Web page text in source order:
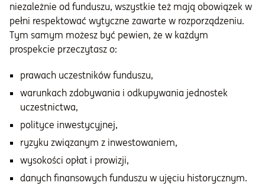
niezależnie od funduszu, wszystkie też mają obowiązek w
pełni respektować wytyczne zawarte w rozporządzeniu.
Tym samym możesz być pewien, że w każdym
prospekcie przeczytasz o:
prawach uczestników funduszu,
warunkach zdobywania i odkupywania jednostek
uczestnictwa,
polityce inwestycyjnej,
ryzyku związanym z inwestowaniem,
wysokości opłat i prowizji,
danych finansowych funduszu w ujęciu historycznym.